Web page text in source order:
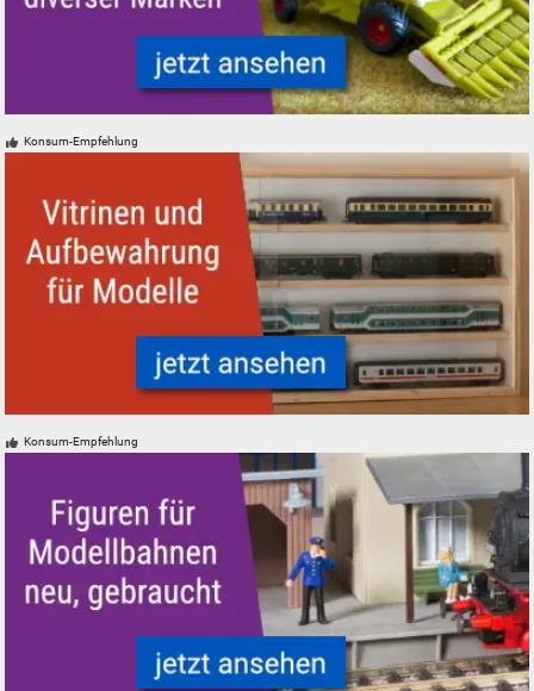
Konsum-Empfehlung
Konsum-Empfehlung